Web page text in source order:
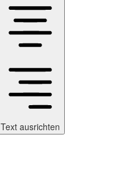
Text ausrichten